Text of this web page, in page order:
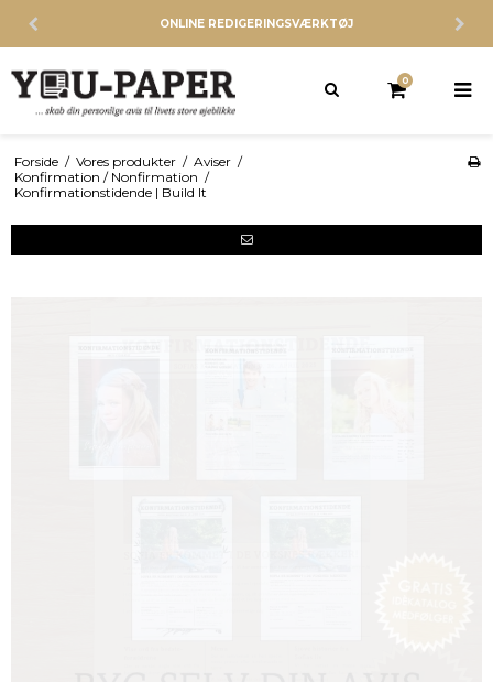
ONLINE REDIGERINGSVÆRKTØJ
0
Forside / Vores produkter / Aviser /
Konfirmation / Nonfirmation /
Konfirmationstidende | Build It